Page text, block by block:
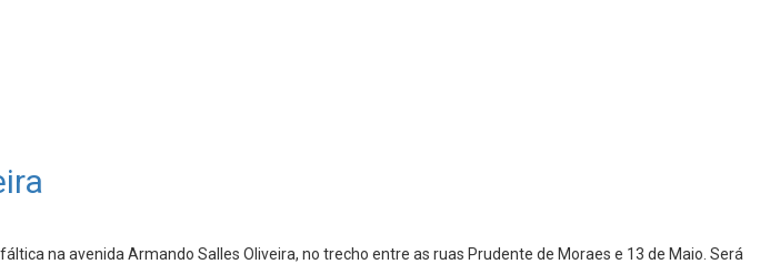
na avenida Armando Salles Oliveira, no trecho entre as ruas Prudente de Moraes e 13 de Maio. Será